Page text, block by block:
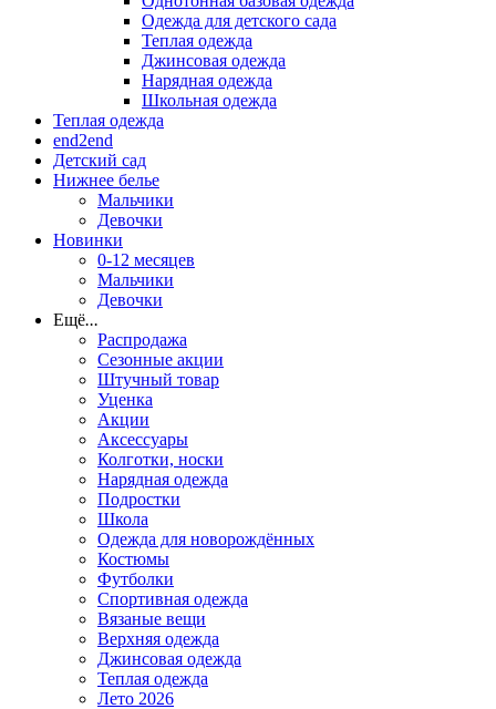
Одежда для детского сада
Теплая одежда
Джинсовая одежда
Нарядная одежда
Школьная одежда
Теплая одежда
end2end
Детский сад
Нижнее белье
Мальчики
Девочки
Новинки
0-12 месяцев
Мальчики
Девочки
Ещё...
Распродажа
Сезонные акции
Штучный товар
Уценка
Акции
Аксессуары
Колготки, носки
Нарядная одежда
Подростки
Школа
Одежда для новорождённых
Костюмы
Футболки
Спортивная одежда
Вязаные вещи
Верхняя одежда
Джинсовая одежда
Теплая одежда
Лето 2026